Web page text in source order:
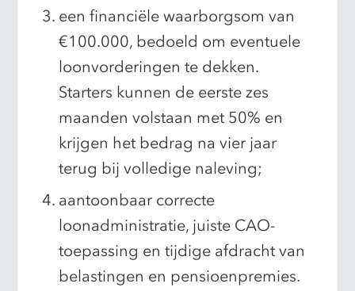
een financiële waarborgsom van
€100.000, bedoeld om eventuele
loonvorderingen te dekken.
Starters kunnen de eerste zes
maanden volstaan met 50% en
krijgen het bedrag na vier jaar
terug bij volledige naleving;
aantoonbaar correcte
loonadministratie, juiste CAO-
toepassing en tijdige afdracht van
belastingen en pensioenpremies.